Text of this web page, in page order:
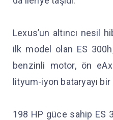
Lexus’un altıncı nesil
ilk model olan ES
benzinli motor, ön
lityum-iyon bataryayı
198 HP güce sahip ES